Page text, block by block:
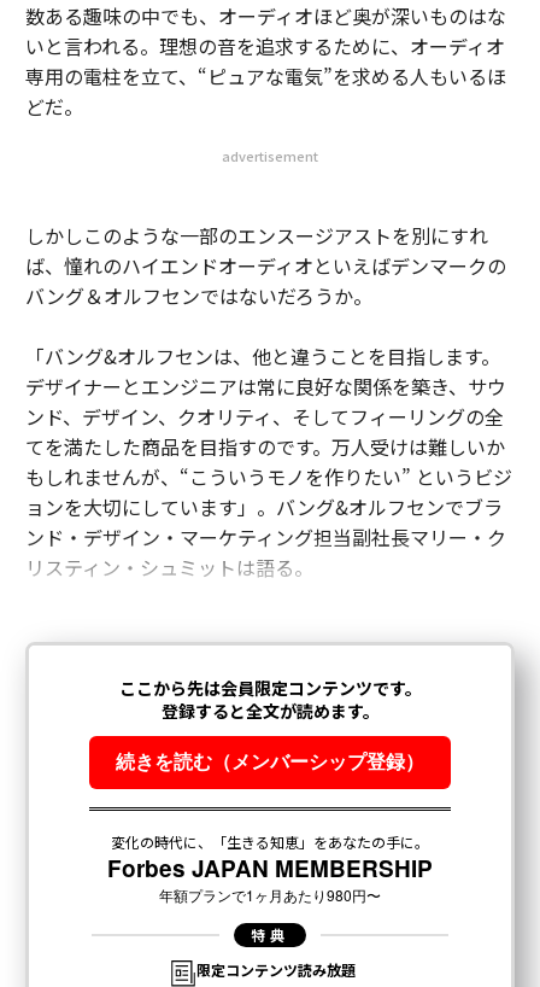
数ある趣味の中でも、オーディオほど奥が深いものはな
いと言われる。理想の音を追求するために、オーディオ
専用の電柱を立て、“ピュアな電気”を求める人もいるほ
どだ。
advertisement
しかしこのような一部のエンスージアストを別にすれ
ば、憧れのハイエンドオーディオといえばデンマークの
バング＆オルフセンではないだろうか。
「バング&オルフセンは、他と違うことを目指します。
デザイナーとエンジニアは常に良好な関係を築き、サウ
ンド、デザイン、クオリティ、そしてフィーリングの全
てを満たした商品を目指すのです。万人受けは難しいか
もしれませんが、“こういうモノを作りたい” というビジ
ョンを大切にしています」。バング&オルフセンでブラ
ンド・デザイン・マーケティング担当副社長マリー・ク
リスティン・シュミットは語る。